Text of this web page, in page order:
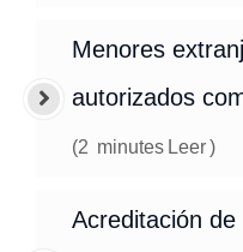
Menores
autorizados
(2 minutes Leer)
Acreditación